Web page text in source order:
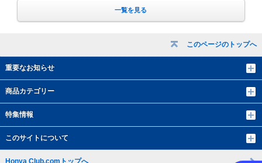
このページのトップへ
重要なお知らせ
商品カテゴリー
特集情報
このサイトについて
一覧を見る
Honya Club.comトップへ